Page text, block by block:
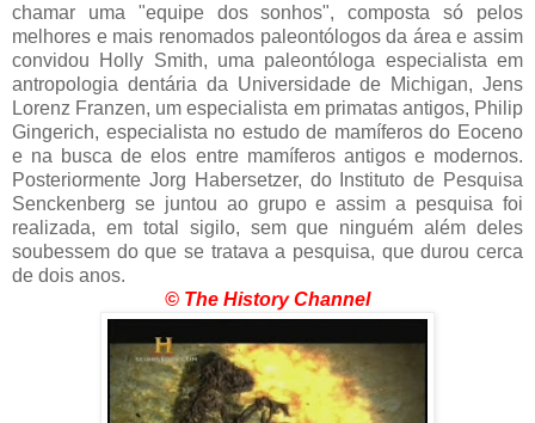
chamar uma "equipe dos sonhos", composta só pelos
melhores e mais renomados paleontólogos da área e assim
convidou Holly Smith, uma paleontóloga especialista em
antropologia dentária da Universidade de Michigan, Jens
Lorenz Franzen, um especialista em primatas antigos, Philip
Gingerich, especialista no estudo de mamíferos do Eoceno
e na busca de elos entre mamíferos antigos e modernos.
Posteriormente Jorg Habersetzer, do Instituto de Pesquisa
Senckenberg se juntou ao grupo e assim a pesquisa foi
realizada, em total sigilo, sem que ninguém além deles
soubessem do que se tratava a pesquisa, que durou cerca
de dois anos.
© The History Channel